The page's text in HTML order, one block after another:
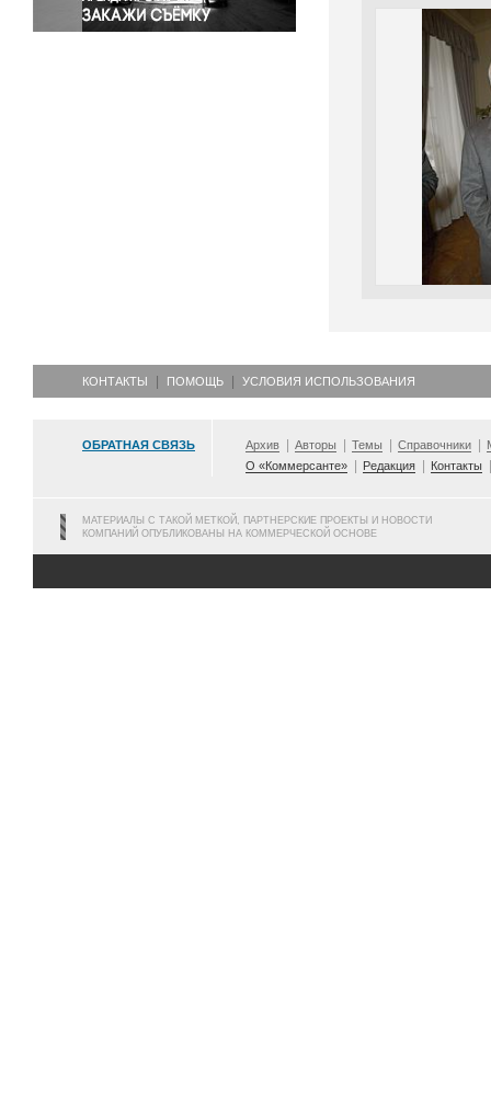
КОНТАКТЫ ПОМОЩЬ УСЛОВИЯ ИСПОЛЬЗОВАНИЯ
ОБРАТНАЯ СВЯЗЬ Архив Авторы Темы Справочники
О «Коммерсанте»
Редакция Контакты
МАТЕРИАЛЫ С ТАКОЙ МЕТКОЙ, ПАРТНЕРСКИЕ ПРОЕКТЫ И НОВОСТИ
КОМПАНИЙ ОПУБЛИКОВАНЫ НА КОММЕРЧЕСКОЙ ОСНОВЕ